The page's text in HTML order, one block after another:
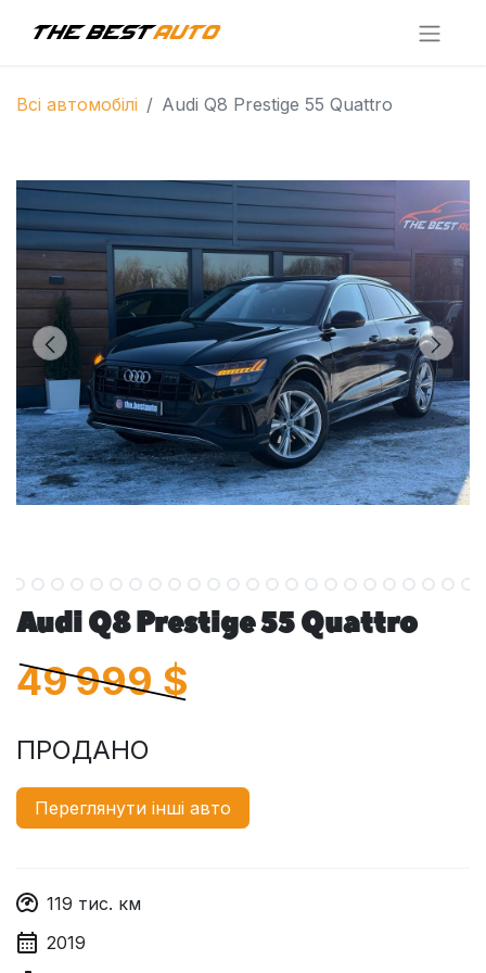
Всі автомобілі Audi Q8 Prestige 55 Quattro
Audi Q8 Prestige 55 Quattro
49 999$
ПРОДАНО
Переглянути інші авто
119 тис. км
2019